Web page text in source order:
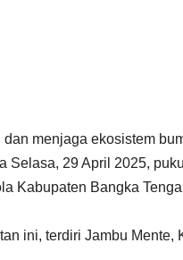
menjaga ekosistem
Selasa, 29 April 2025,
Kabupaten Bangka
ini, terdiri Jambu Mente,